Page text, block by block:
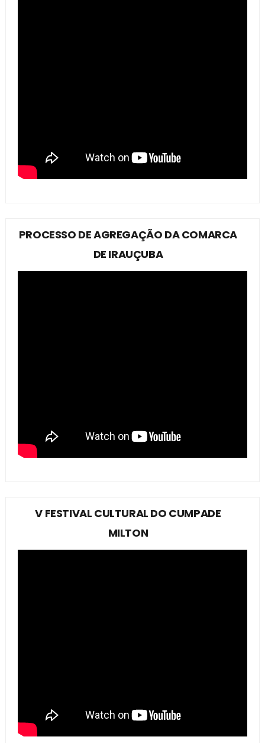
PROCESSO DE AGREGAÇÃO DA COMARCA
DE IRAUÇUBA
V FESTIVAL CULTURAL DO CUMPADE
MILTON